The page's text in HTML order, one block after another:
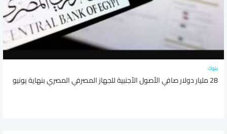
بنوك
28 مليار دولار صافي الأصول الأجنبية للجهاز المصرفي المصري بنهاية يونيو